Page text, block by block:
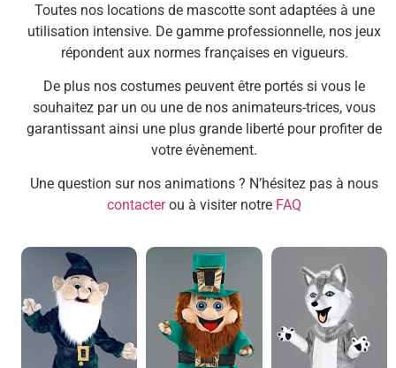
Toutes nos locations de mascotte sont adaptées à une
utilisation intensive. De gamme professionnelle, nos jeux
répondent aux normes françaises en vigueurs.
De plus nos costumes peuvent être portés si vous le
souhaitez par un ou une de nos animateurs-trices, vous
garantissant ainsi une plus grande liberté pour profiter de
votre évènement.
Une question sur nos animations ? N’hésitez pas à nous
contacterou à visiter notre FAQ